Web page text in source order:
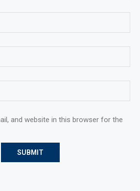
and website in this browser for the